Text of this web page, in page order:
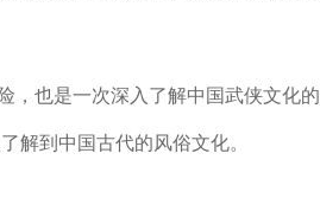
，也是一次深入了解中国武侠文化
解到中国古代的风俗文化。